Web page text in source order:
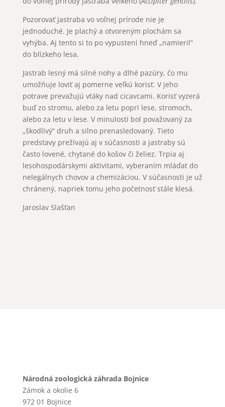
Pozorovať jastraba vo voľnej prírode nie je
jednoduché. Je plachý a otvoreným plochám sa
vyhýba. Aj tento si to po vypustení hneď „namieril“
do blízkeho lesa.
Jastrab lesný má silné nohy a dlhé pazúry, čo mu
umožňuje loviť aj pomerne veľkú korisť. V jeho
potrave prevažujú vtáky nad cicavcami. Korisť vyzerá
buď zo stromu, alebo za letu popri lese, stromoch,
alebo za letu v lese. V minulosti bol považovaný za
„škodlivý“ druh a silno prenasledovaný. Tieto
predstavy prežívajú aj v súčasnosti a jastraby sú
často lovené, chytané do košov či želiez. Trpia aj
lesohospodárskymi aktivitami, vyberaním mláďat do
nelegálnych chovov a chemizáciou. V súčasnosti je už
chránený, napriek tomu jeho početnosť stále klesá.
Jaroslav Slašťan
Národná zoologická záhrada Bojnice
Zámok a okolie 6
972 01 Bojnice